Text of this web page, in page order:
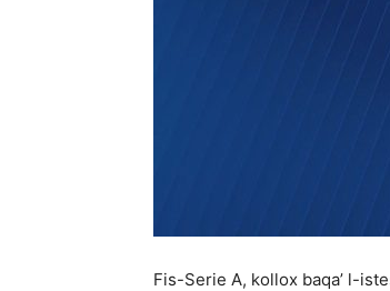
Fis-Serie A, kollox baqa’ l-